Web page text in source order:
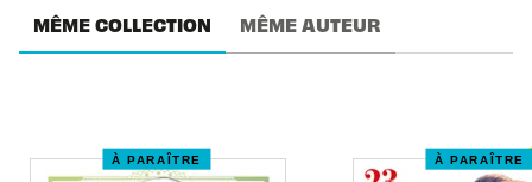
MÊME COLLECTION MÊME AUTEUR
À PARAÎTRE À PARAÎTRE